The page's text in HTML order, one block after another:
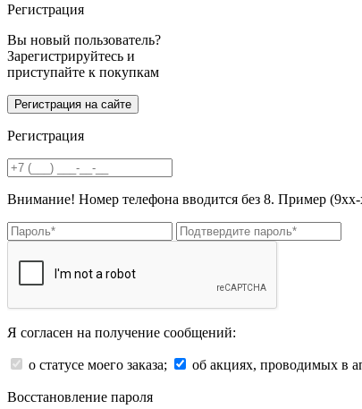
Регистрация
Вы новый пользователь?
Зарегистрируйтесь и
приступайте к покупкам
Регистрация
Внимание! Номер телефона вводится без 8. Пример
Я согласен на получение сообщений:
о статусе моего заказа; об акциях, проводимых в
Восстановление пароля